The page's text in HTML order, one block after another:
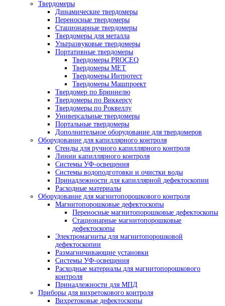
Принадлежности для радиографического
Денситометры
Фотофонари
Маркировочные знаки
Эталоны чувствительности
Универсальные шаблоны радиографа
Кассеты для рентгеновской пленки
Пояса для кассет панорамного и
просвечивания труб
Пояса мерительные
Термопояс защитный
Термочехол защитный
Знаки радиационной опасности
Трафарет для расшифровки
снимков
Магнитные держатели
Промышленные маркеры
Резаки для рентгеновской пленки
Бумага светонепроницаемая
Проявочные машины для рентгеновской
Проявочные машины
Сушильные машины
Дополнительное оборудование
Аксессуары для проявочных машин
Дозиметры рентгеновские
Твердомеры
Динамические твердомеры
Переносные твердомеры
Стационарные твердомеры
Твердомеры для металла
Ультразвуковые твердомеры
Портативные твердомеры